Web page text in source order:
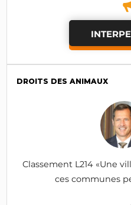
DROITS DES ANIMAUX
Classement L214 «Une
ces communes